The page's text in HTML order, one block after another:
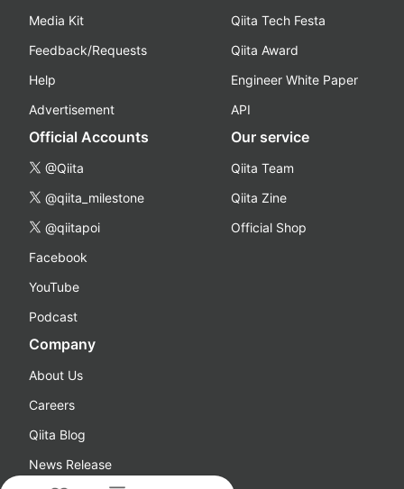
Media Kit
Feedback/Requests
Help
Advertisement
Qiita Tech Festa
Qiita Award
Engineer White Paper
API
Official Accounts
@Qiita
@qiita_milestone
@qiitapoi
Facebook
YouTube
Podcast
Our service
Qiita Team
Qiita Zine
Official Shop
Company
About Us
Careers
Qiita Blog
News Release